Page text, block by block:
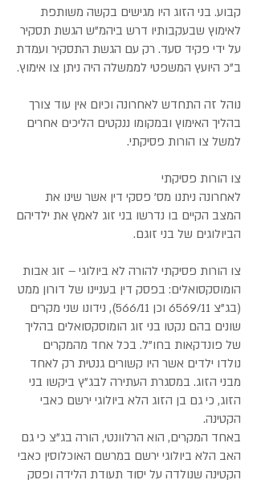
קבוע. בני הזוג היו מגישים בקשה משותפת
לאימוץ שבעקבותיו דרש ביהמ"ש הגשת תסקיר
על ידי פקיד סעד. רק עם הגשת התסקיר ועמדת
ב"כ היועץ המשפטי לממשלה היה ניתן צו אימוץ.
נוהל זה התחדש לאחרונה וכיום אין עוד צורך
בהליך האימוץ ובמקומו ננקטים הליכים אחרים
למשל צו הורות פסיקתי.
צו הורות פסיקתי
לאחרונה ניתנו מס' פסקי דין אשר שינו את
המצב הקיים בו נדרשו בני זוג לאמץ את ילדיהם
הביולוגים של בני זוגם.
צו הורות פסיקתי להורה לא ביולוגי – זוג אבות
הומוסקסואלים: בפסק דין בעניינו של דורון ממט
(בג"צ 6569/11 וכן 566/11), נידונו שני מקרים
שונים בהם נקטו בני זוג הומוסקסואלים בהליך
של פונדקאות בחו"ל. בכל אחד מהמקרים
נולדו ילדים אשר היו קשורים גנטית רק לאחד
מבני הזוג. במסגרת העתירה לבג"ץ ביקשו בני
הזוג, כי גם בן הזוג הלא ביולוגי ירשם כאבי
הקטינה.
באחד המקרים, הוא הרלוונטי, הורה בג"צ כי גם
האב הלא ביולוגי ירשם במרשם האוכלוסין כאבי
הקטינה שנולדה על יסוד תעודת הלידה ופסק